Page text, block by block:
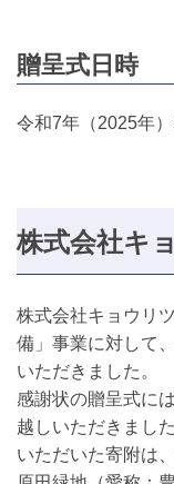
贈呈式日時
令和7年（2025年）
株式会社キ
株式会社キョウリ
備」事業に対して
いただきました。
感謝状の贈呈式に
越しいただきました
いただいた寄附は